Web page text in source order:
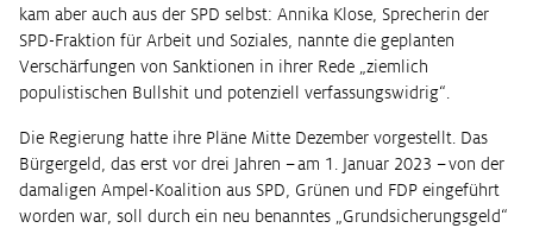
kam aber auch aus der SPD selbst: Annika Klose, Sprecherin der
SPD-Fraktion für Arbeit und Soziales, nannte die geplanten
Verschärfungen von Sanktionen in ihrer Rede „ziemlich
populistischen Bullshit und potenziell verfassungswidrig“.
Die Regierung hatte ihre Pläne Mitte Dezember vorgestellt. Das
Bürgergeld, das erst vor drei Jahren – am 1. Januar 2023 – von der
damaligen Ampel-Koalition aus SPD, Grünen und FDP eingeführt
worden war, soll durch ein neu benanntes „Grundsicherungsgeld“